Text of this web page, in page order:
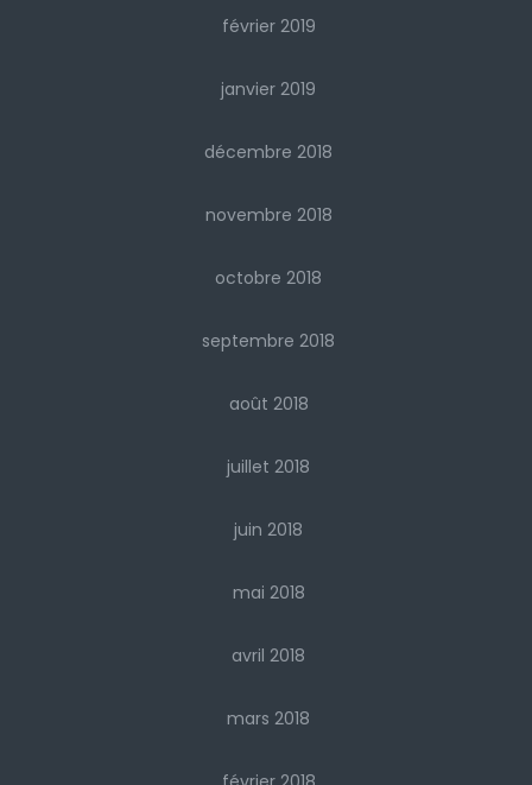
février 2019
janvier 2019
décembre 2018
novembre 2018
octobre 2018
septembre 2018
août 2018
juillet 2018
juin 2018
mai 2018
avril 2018
mars 2018